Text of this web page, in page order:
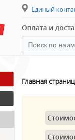
Единый
Оплата и
Главная